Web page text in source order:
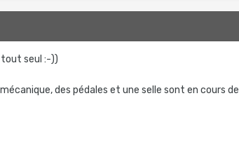
seul :-))
des pédales et une selle sont en cours de